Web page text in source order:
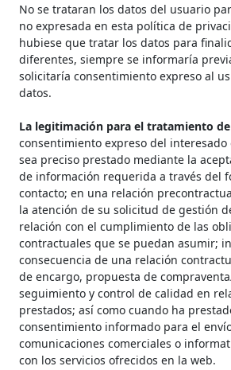
No se trataran los datos del usuario
no expresada en esta política de
hubiese que tratar los datos para
diferentes, siempre se informaría
solicitaría consentimiento expreso al
datos.
La legitimación para el tratamiento
consentimiento expreso del interesado
sea preciso prestado mediante la
de información requerida a través del
contacto; en una relación
la atención de su solicitud de gestión
relación con el cumplimiento de las
contractuales que se puedan asumir;
consecuencia de una relación
de encargo, propuesta de
seguimiento y control de calidad en
prestados; así como cuando ha
consentimiento informado para el
comunicaciones comerciales o
con los servicios ofrecidos en la web.